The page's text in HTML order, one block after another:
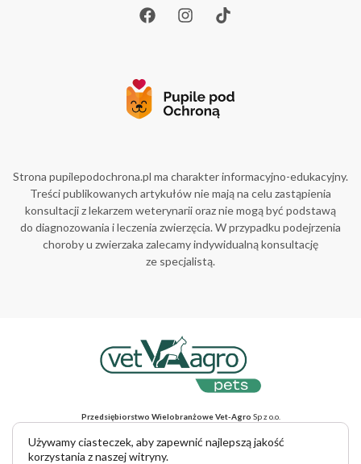
Strona pupilepodochrona.pl ma charakter informacyjno-edukacyjny.
Treści publikowanych artykułów nie mają na celu zastąpienia
konsultacji z lekarzem weterynarii oraz nie mogą być podstawą
do diagnozowania i leczenia zwierzęcia. W przypadku podejrzenia
choroby u zwierzaka zalecamy indywidualną konsultację
ze specjalistą.
Przedsiębiorstwo Wielobranżowe Vet-Agro Sp z o.o.
Adres do korespondencji: ul. Mełgiewska 18, 20-234 Lublin
tel. +48 81 445 23 00, e-mail vet-agro@vet-agro.pl
www.vet-agro.pl
Używamy ciasteczek, aby zapewnić najlepszą jakość
korzystania z naszej witryny.